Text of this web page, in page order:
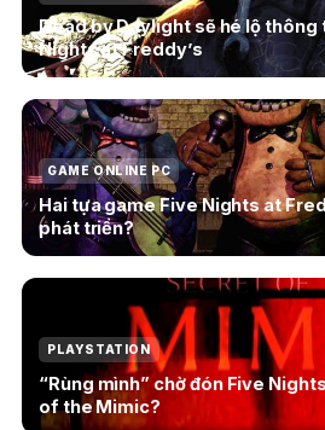
Dead by Daylight sẽ hé lộ thông
Nights at Freddy’s
GAME ONLINE PC
Hai tựa game Five Nights at
phát triển?
PLAYSTATION
“Rùng mình” chờ đón Five
of the Mimic?